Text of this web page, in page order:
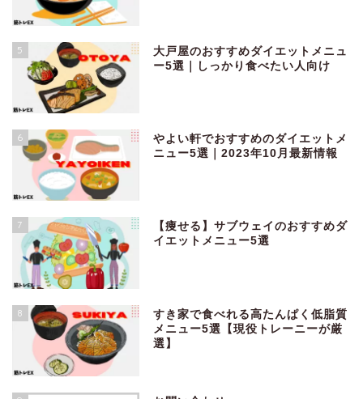
5
大戸屋のおすすめダイエットメニュ
ー5選｜しっかり食べたい人向け
6
やよい軒でおすすめのダイエットメ
ニュー5選｜2023年10月最新情報
7
【痩せる】サブウェイのおすすめダ
イエットメニュー5選
8
すき家で食べれる高たんぱく低脂質
メニュー5選【現役トレーニーが厳
選】